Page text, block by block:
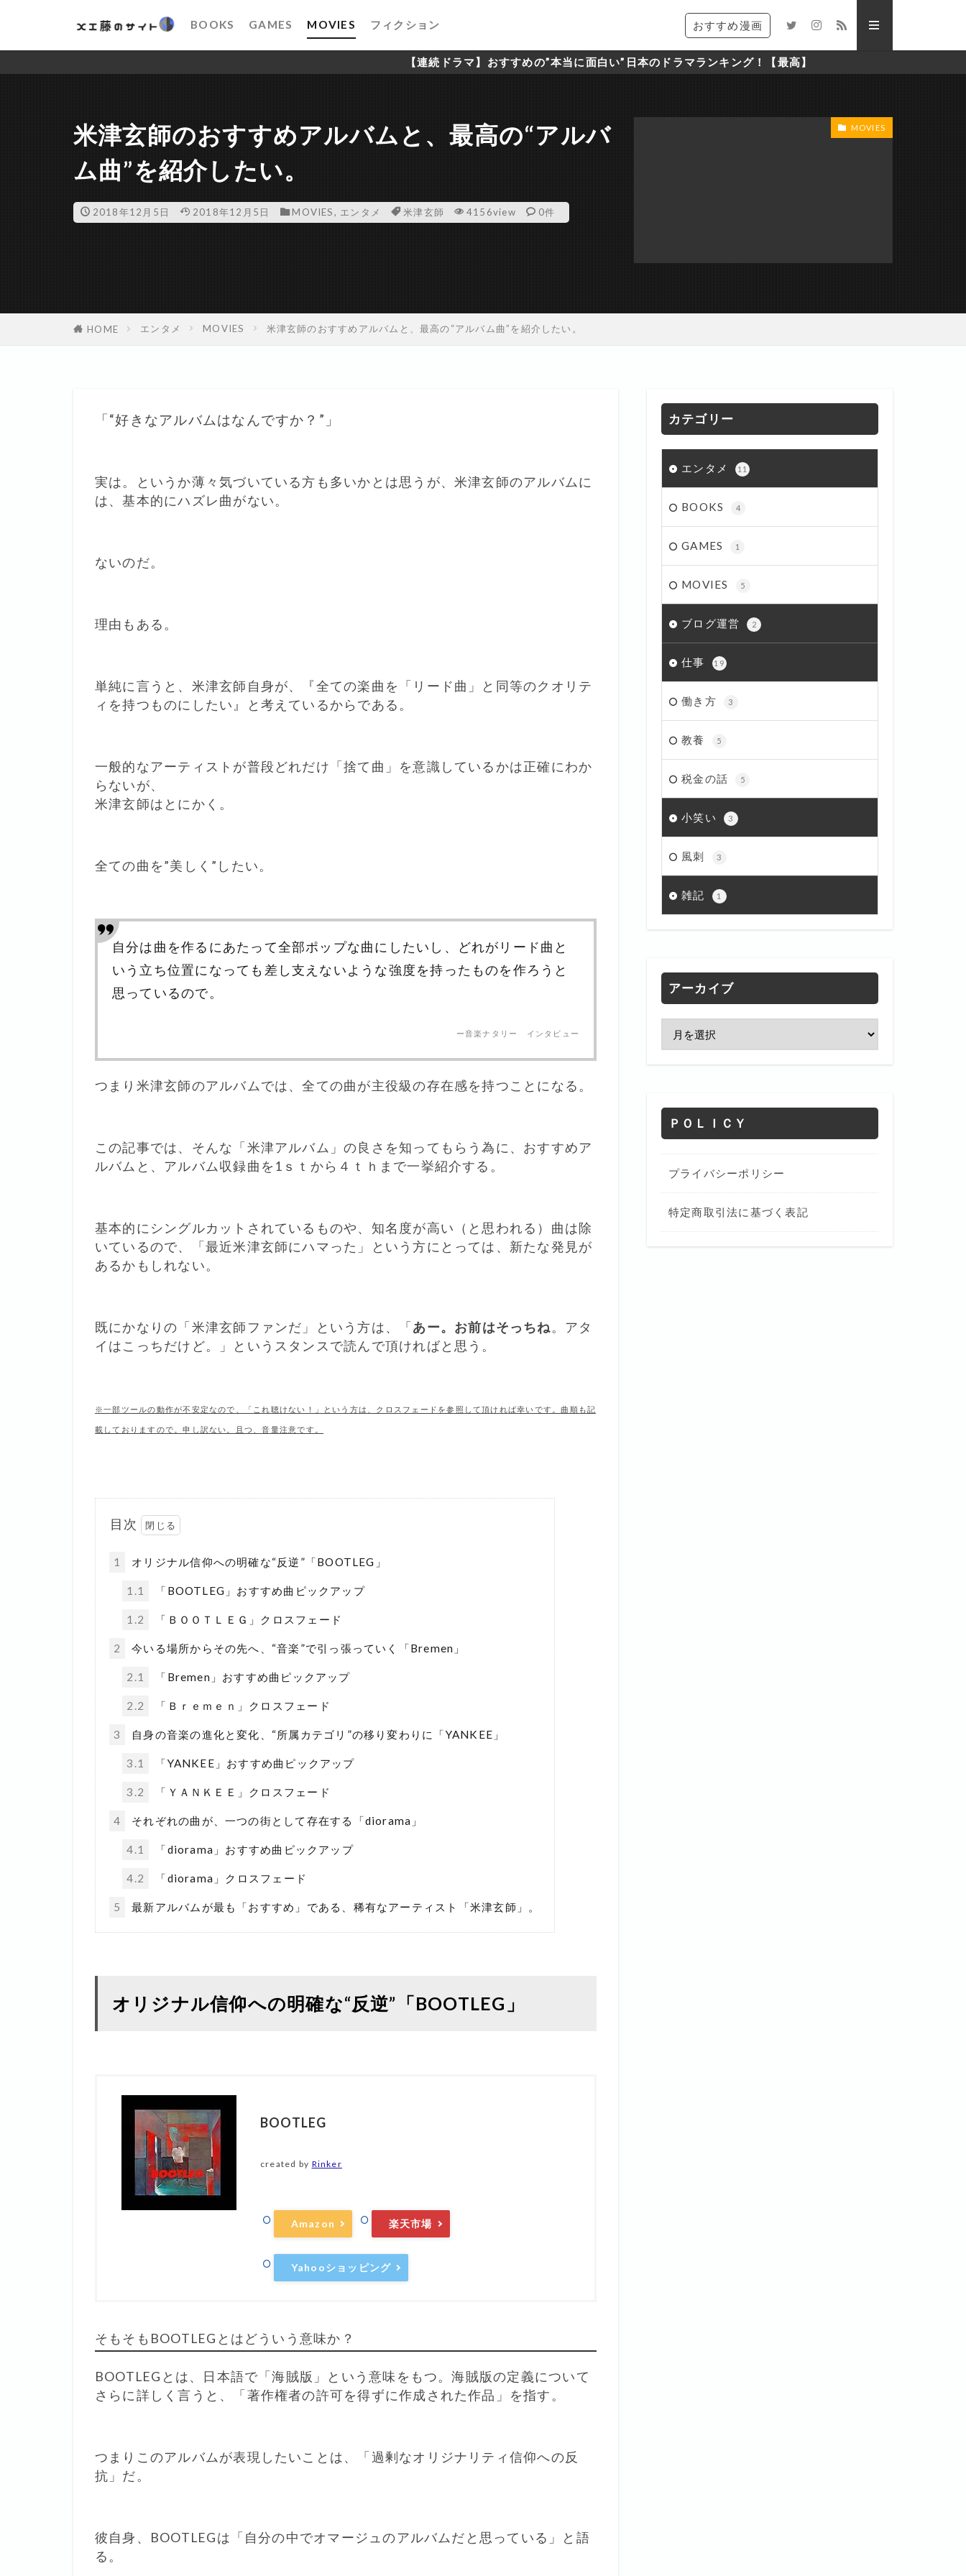
BOOKS GAMES MOVIES フィクション おすすめ漫画
【連続ドラマ】おすすめの”本当に面白い”日本のドラマランキング！【最高】
米津玄師のおすすめアルバムと、最高の“アルバ
ム曲”を紹介したい。
2018年12月5日 2018年12月5日 MOVIES, エンタメ 米津玄師 4156view 0件
MOVIES
HOME エンタメ MOVIES 米津玄師のおすすめアルバムと、最高の“アルバム曲”を紹介したい。
「“好きなアルバムはなんですか？”」
実は。というか薄々気づいている方も多いかとは思うが、米津玄師のアルバムに
は、基本的にハズレ曲がない。
ないのだ。
理由もある。
単純に言うと、米津玄師自身が、『全ての楽曲を「リード曲」と同等のクオリテ
ィを持つものにしたい』と考えているからである。
一般的なアーティストが普段どれだけ「捨て曲」を意識しているかは正確にわか
らないが、
米津玄師はとにかく。
全ての曲を”美しく”したい。
自分は曲を作るにあたって全部ポップな曲にしたいし、どれがリード曲と
いう立ち位置になっても差し支えないような強度を持ったものを作ろうと
思っているので。
ー音楽ナタリー インタビュー
つまり米津玄師のアルバムでは、全ての曲が主役級の存在感を持つことになる。
この記事では、そんな「米津アルバム」の良さを知ってもらう為に、おすすめア
ルバムと、アルバム収録曲を1ｓｔから４ｔｈまで一挙紹介する。
基本的にシングルカットされているものや、知名度が高い（と思われる）曲は除
いているので、「最近米津玄師にハマった」という方にとっては、新たな発見が
あるかもしれない。
既にかなりの「米津玄師ファンだ」という方は、「あー。お前はそっちね。アタ
イはこっちだけど。」というスタンスで読んで頂ければと思う。
※一部ツールの動作が不安定なので、「これ聴けない！」という方は、クロスフェードを参照して頂ければ幸いです。曲順も記
載しておりますので。申し訳ない。且つ、音量注意です。
目次
1 オリジナル信仰への明確な“反逆”「BOOTLEG」
1.1 「BOOTLEG」おすすめ曲ピックアップ
1.2 「ＢＯＯＴＬＥＧ」クロスフェード
2 今いる場所からその先へ、“音楽”で引っ張っていく「Bremen」
2.1 「Bremen」おすすめ曲ピックアップ
2.2 「Ｂｒｅｍｅｎ」クロスフェード
3 自身の音楽の進化と変化、“所属カテゴリ”の移り変わりに「YANKEE」
3.1 「YANKEE」おすすめ曲ピックアップ
3.2 「ＹＡＮＫＥＥ」クロスフェード
4 それぞれの曲が、一つの街として存在する「diorama」
4.1 「diorama」おすすめ曲ピックアップ
4.2 「diorama」クロスフェード
5 最新アルバムが最も「おすすめ」である、稀有なアーティスト「米津玄師」。
オリジナル信仰への明確な“反逆”「BOOTLEG」
BOOTLEG
created by Rinker
Amazon 楽天市場
Yahooショッピング
そもそもBOOTLEGとはどういう意味か？
BOOTLEGとは、日本語で「海賊版」という意味をもつ。海賊版の定義について
さらに詳しく言うと、「著作権者の許可を得ずに作成された作品」を指す。
つまりこのアルバムが表現したいことは、「過剰なオリジナリティ信仰への反
抗」だ。
彼自身、BOOTLEGは「自分の中でオマージュのアルバムだと思っている」と語
る。
カテゴリー
エンタメ 11
BOOKS 4
GAMES 1
MOVIES 5
ブログ運営 2
仕事 19
働き方 3
教養 5
税金の話 5
小笑い 3
風刺 3
雑記 1
アーカイブ
ＰＯＬＩＣＹ
プライバシーポリシー
特定商取引法に基づく表記